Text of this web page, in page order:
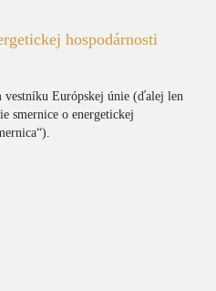
hospodárnosti
Európskej únie (ďalej len
smernice o energetickej